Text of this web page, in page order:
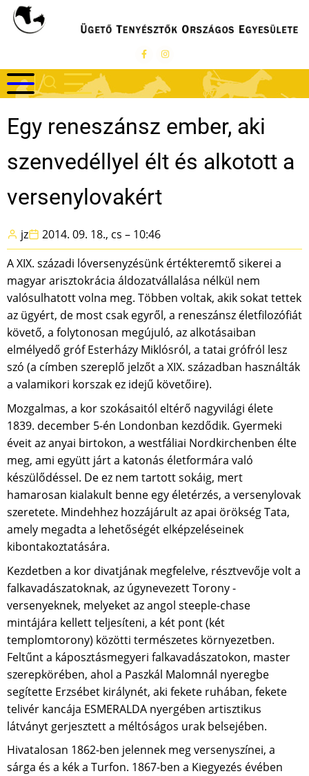
Ugrás
Egy reneszánsz ember, aki
szenvedéllyel élt és alkotott a
versenylovakért
jz
2014. 09. 18., cs – 10:46
A XIX. századi lóversenyzésünk értékteremtő sikerei a
magyar arisztokrácia áldozatvállalása nélkül nem
valósulhatott volna meg. Többen voltak, akik sokat tettek
az ügyért, de most csak egyről, a reneszánsz életfilozófiát
követő, a folytonosan megújuló, az alkotásaiban
elmélyedő gróf Esterházy Miklósról, a tatai grófról lesz
szó (a címben szereplő jelzőt a XIX. században használták
a valamikori korszak ez idejű követőire).
Mozgalmas, a kor szokásaitól eltérő nagyvilági élete
1839. december 5-én Londonban kezdődik. Gyermeki
éveit az anyai birtokon, a westfáliai Nordkirchenben élte
meg, ami együtt járt a katonás életformára való
készülődéssel. De ez nem tartott sokáig, mert
hamarosan kialakult benne egy életérzés, a versenylovak
szeretete. Mindehhez hozzájárult az apai örökség Tata,
amely megadta a lehetőségét elképzeléseinek
kibontakoztatására.
Kezdetben a kor divatjának megfelelve, résztvevője volt a
falkavadászatoknak, az úgynevezett Torony -
versenyeknek, melyeket az angol steeple-chase
mintájára kellett teljesíteni, a két pont (két
templomtorony) közötti természetes környezetben.
Feltűnt a káposztásmegyeri falkavadászatokon, master
szerepkörében, ahol a Paszkál Malomnál nyeregbe
segítette Erzsébet királynét, aki fekete ruhában, fekete
telivér kancája ESMERALDA nyergében artisztikus
látványt gerjesztett a méltóságos urak belsejében.
Hivatalosan 1862-ben jelennek meg versenyszínei, a
sárga és a kék a Turfon. 1867-ben a Kiegyezés évében